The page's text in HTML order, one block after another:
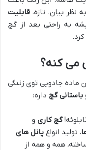
نظر بیان. تازه، قابلیت
به راحتی بعد از گچ
می کنه؟
ماده جادویی توی زندگی
گچ داره:
گچ کاری و
، تولید انواع پانل های
همه و همه از